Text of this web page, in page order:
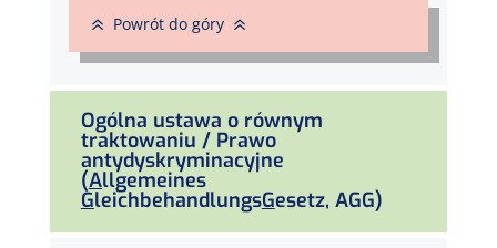
6 Powrót do góry 6
Ogólna ustawa o równym
traktowaniu / Prawo
antydyskryminacyjne
(Allgemeines
GleichbehandlungsGesetz, AGG)